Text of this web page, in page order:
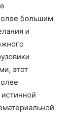
большим
и
этот